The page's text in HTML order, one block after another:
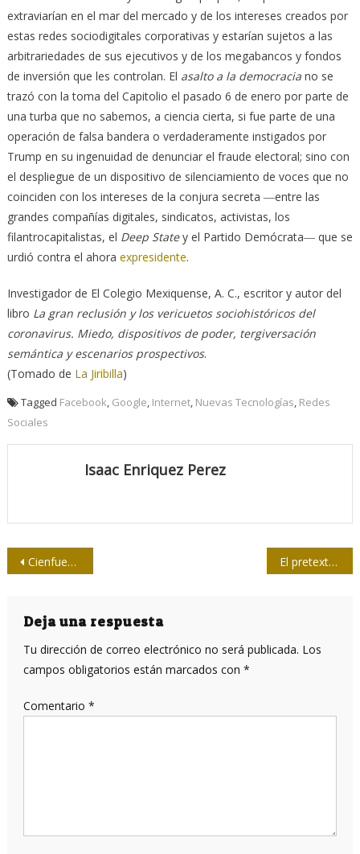
extraviarían en el mar del mercado y de los intereses creados por
estas redes sociodigitales corporativas y estarían sujetos a las
arbitrariedades de sus ejecutivos y de los megabancos y fondos
de inversión que les controlan. El asalto a la democraciano se
trazó con la toma del Capitolio el pasado 6 de enero por parte de
una turba que no sabemos, a ciencia cierta, si fue parte de una
operación de falsa bandera o verdaderamente instigados por
Trump en su ingenuidad de denunciar el fraude electoral; sino con
el despliegue de un dispositivo de silenciamiento de voces que no
coinciden con los intereses de la conjura secreta ―entre las
grandes compañías digitales, sindicatos, activistas, los
filantrocapitalistas, el Deep Statey el Partido Demócrata― que se
urdió contra el ahora expresidente.
Investigador de El Colegio Mexiquense, A. C., escritor y autor del
libro La gran reclusión y los vericuetos sociohistóricos del
coronavirus. Miedo, dispositivos de poder, tergiversación
semántica y escenarios prospectivos.
(Tomado de La Jiribilla)
Tagged Facebook Google Internet, Nuevas Tecnologías Redes
Sociales
Isaac Enriquez Perez
Navegación
entradas
Cienfuegos: Premios por la Obra de la Vida y del año 2020 El pretexto sónico: Entre la CIA y Marco Rubio (I Parte)
Deja una respuesta
Tu dirección de correo electrónico no será publicada. Los
campos obligatorios están marcados con *
Comentario *